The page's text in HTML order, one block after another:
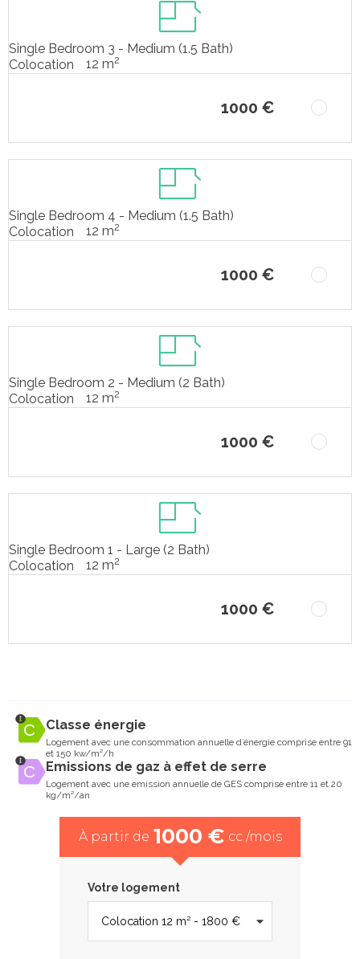
Single Bedroom 3 - Medium (1.5 Bath)
Colocation
12 m2
1000 €
Single Bedroom 4 - Medium (1.5 Bath)
Colocation
12 m2
1000 €
Single Bedroom 2 - Medium (2 Bath)
Colocation
12 m2
1000 €
Single Bedroom 1 - Large (2 Bath)
Colocation
12 m2
1000 €
Classe énergie
Logement avec une consommation annuelle d’énergie comprise entre 91
et 150 kw/m²/h
Emissions de gaz à effet de serre
Logement avec une emission annuelle de GES comprise entre 11 et 20
kg/m²/an
À partir de 1000 € cc /mois
Votre logement